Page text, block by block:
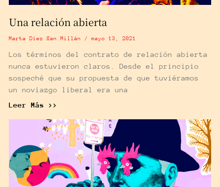
Una relación abierta
Marta Díez San Millán mayo 13, 2021
Los términos del contrato de relación abierta
nunca estuvieron claros. Desde el principio
sospeché que su propuesta de que tuviéramos
un noviazgo liberal era una
Leer Más >>